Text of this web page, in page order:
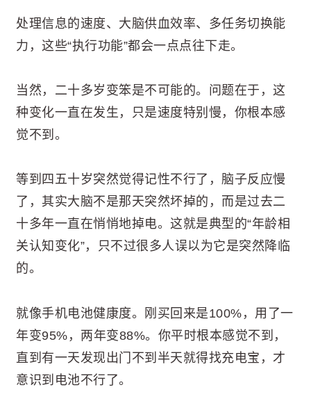
处理信息的速度、大脑供血效率、多任务切换能
力，这些“执行功能”都会一点点往下走。
当然，二十多岁变笨是不可能的。问题在于，这
种变化一直在发生，只是速度特别慢，你根本感
觉不到。
等到四五十岁突然觉得记性不行了，脑子反应慢
了，其实大脑不是那天突然坏掉的，而是过去二
十多年一直在悄悄地掉电。这就是典型的“年龄相
关认知变化”，只不过很多人误以为它是突然降临
的。
就像手机电池健康度。刚买回来是100%，用了一
年变95%，两年变88%。你平时根本感觉不到，
直到有一天发现出门不到半天就得找充电宝，才
意识到电池不行了。